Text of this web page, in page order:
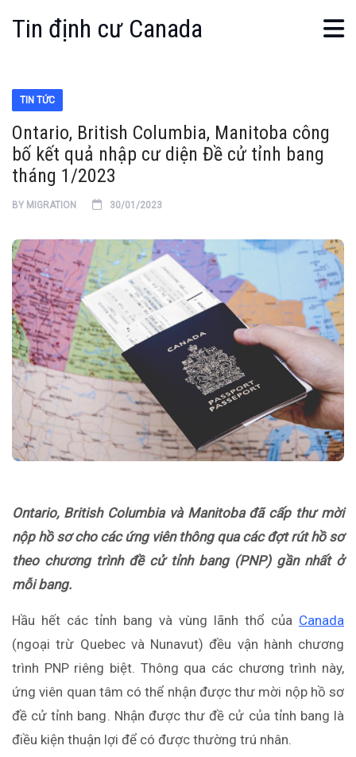
Tin định cư Canada
TIN TỨC
Ontario, British Columbia, Manitoba công
bố kết quả nhập cư diện Đề cử tỉnh bang
tháng 1/2023
BY MIGRATION 30/01/2023
Ontario, British Columbia và Manitoba đã cấp thư mời
nộp hồ sơ cho các ứng viên thông qua các đợt rút hồ sơ
theo chương trình đề cử tỉnh bang (PNP) gần nhất ở
mỗi bang.
Hầu hết các tỉnh bang và vùng lãnh thổ của Canada
(ngoại trừ Quebec và Nunavut) đều vận hành chương
trình PNP riêng biệt. Thông qua các chương trình này,
ứng viên quan tâm có thể nhận được thư mời nộp hồ sơ
đề cử tỉnh bang. Nhận được thư đề cử của tỉnh bang là
điều kiện thuận lợi để có được thường trú nhân.